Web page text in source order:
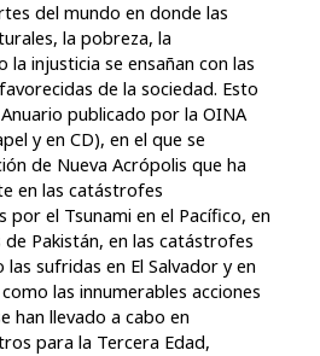
del mundo en donde las
la pobreza, la
la injusticia se ensañan con las
de la sociedad. Esto
publicado por la OINA
y en CD), en el que se
de Nueva Acrópolis que ha
en las catástrofes
por el Tsunami en el Pacífico, en
Pakistán, en las catástrofes
sufridas en El Salvador y en
las innumerables acciones
han llevado a cabo en
para la Tercera Edad,